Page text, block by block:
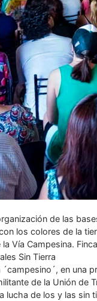
de las
los colores de la
Vía Campesina.
Sin Tierra
´campesino´, en
de la Unión
lucha de los y las sin